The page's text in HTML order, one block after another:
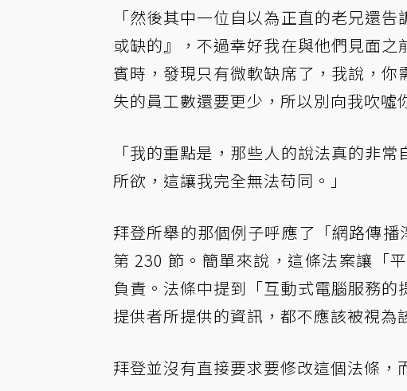
「然後其中一位自以為正直的老兄還
或缺的』，不過幸好我在與他們見面
賓時，發現只有微軟缺席了，我說，
失的員工數還要更少，所以別向我吹噓
「我的重點是，那些人的說法真的非
所欲，這讓我完全無法苟同。」
拜登所舉的那個例子呼應了「網路傳
第 230 節。簡單來說，這條法案讓「
負責。法條中提到「互動式電腦服務
提供者所提供的資訊，都不應該被視為
拜登並沒有直接要求要修改這個法條，